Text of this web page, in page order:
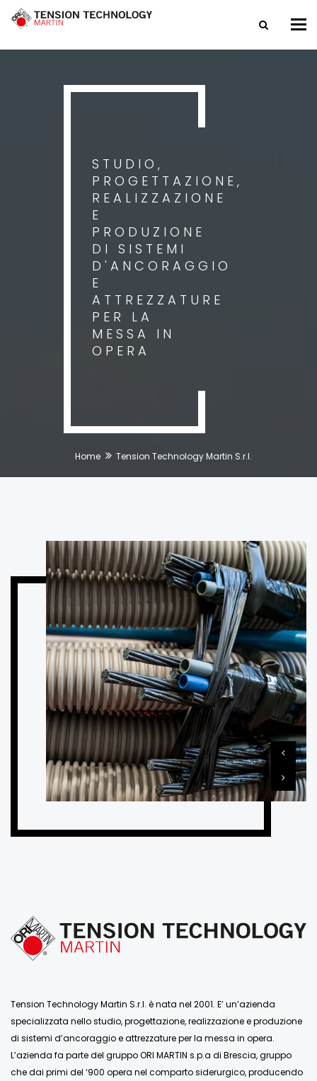
STUDIO,
PROGETTAZIONE,
REALIZZAZIONE
E
PRODUZIONE
DI SISTEMI
D'ANCORAGGIO
E
ATTREZZATURE
PER LA
MESSA IN
OPERA
Home Tension Technology Martin S.r.l.
Tension Technology Martin S.r.l. è nata nel 2001. E’ un’azienda
specializzata nello studio, progettazione, realizzazione e produzione
di sistemi d’ancoraggio e attrezzature per la messa in opera.
L’azienda fa parte del gruppo ORI MARTIN s.p.a di Brescia, gruppo
che dai primi del ‘900 opera nel comparto siderurgico, producendo